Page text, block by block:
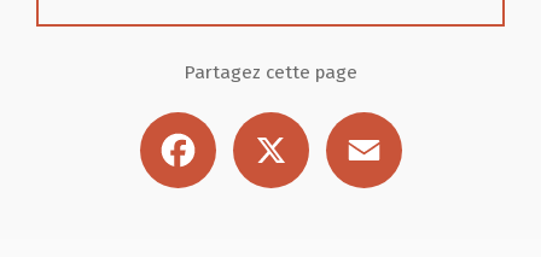
Partagez cette page
Facebook